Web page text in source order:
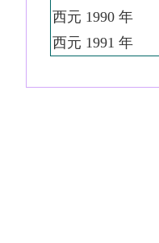
西元 1990 年
西元 1991 年